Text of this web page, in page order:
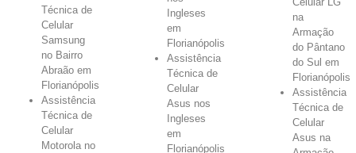
Técnica de
Celular
Samsung
no Bairro
Abraão em
Florianópolis
Assistência
Técnica de
Celular
Motorola no
Ingleses
em
Florianópolis
Assistência
Técnica de
Celular
Asus nos
Ingleses
em
Florianópolis
na
Armação
do Pântano
do Sul em
Florianópolis
Assistência
Técnica de
Celular
Asus na